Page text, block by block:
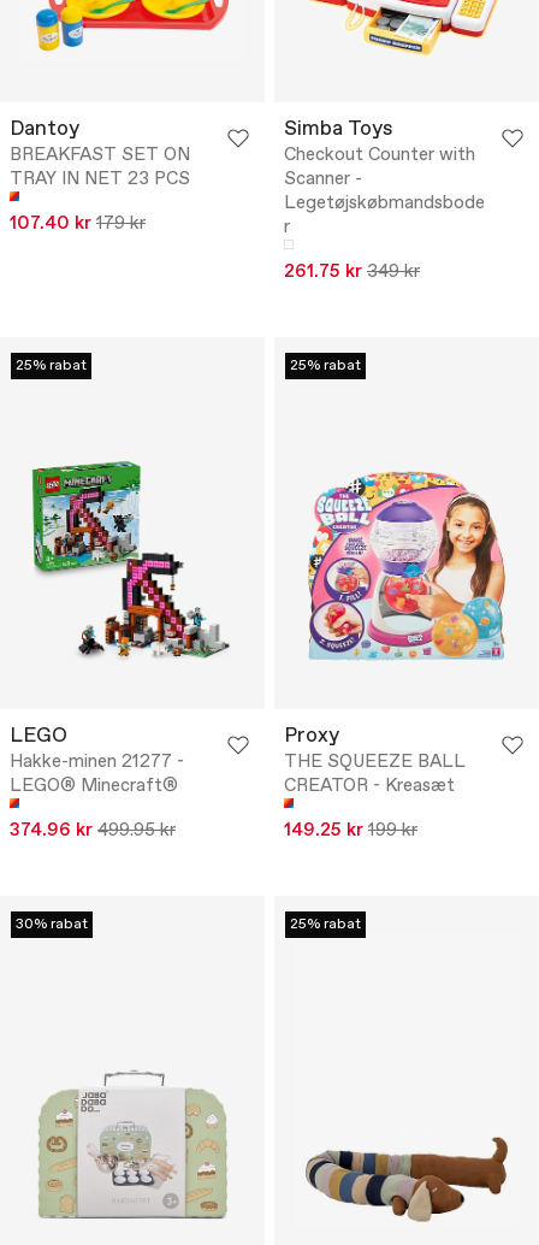
Dantoy
BREAKFAST SET ON
TRAY IN NET 23 PCS
107.40 kr 179 kr
Simba Toys
Checkout Counter with
Scanner -
Legetøjskøbmandsbode
r
261.75 kr 349 kr
25% rabat
LEGO
Hakke-minen 21277 -
LEGO® Minecraft®
374.96 kr 499.95 kr
25% rabat
Proxy
THE SQUEEZE BALL
CREATOR - Kreasæt
149.25 kr 199 kr
30% rabat 25% rabat